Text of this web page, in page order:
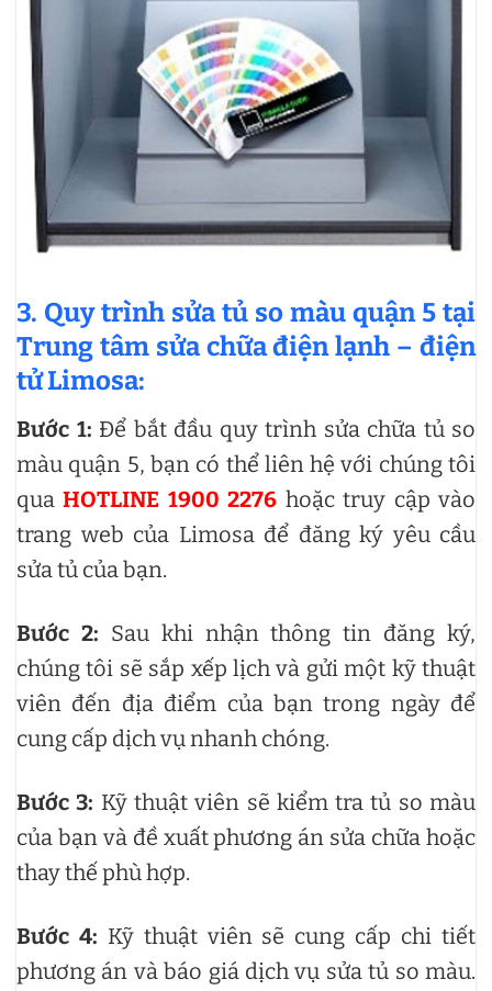
3. Quy trình sửa tủ so màu quận 5 tại
Trung tâm sửa chữa điện lạnh – điện
tử Limosa:
Bước 1: Để bắt đầu quy trình sửa chữa tủ so
màu quận 5, bạn có thể liên hệ với chúng tôi
quaHOTLINE 1900 2276 hoặc truy cập vào
trang web của Limosa để đăng ký yêu cầu
sửa tủ của bạn.
Bước 2: Sau khi nhận thông tin đăng ký,
chúng tôi sẽ sắp xếp lịch và gửi một kỹ thuật
viên đến địa điểm của bạn trong ngày để
cung cấp dịch vụ nhanh chóng.
Bước 3: Kỹ thuật viên sẽ kiểm tra tủ so màu
của bạn và đề xuất phương án sửa chữa hoặc
thay thế phù hợp.
Bước 4: Kỹ thuật viên sẽ cung cấp chi tiết
phương án và báo giá dịch vụ sửa tủ so màu.